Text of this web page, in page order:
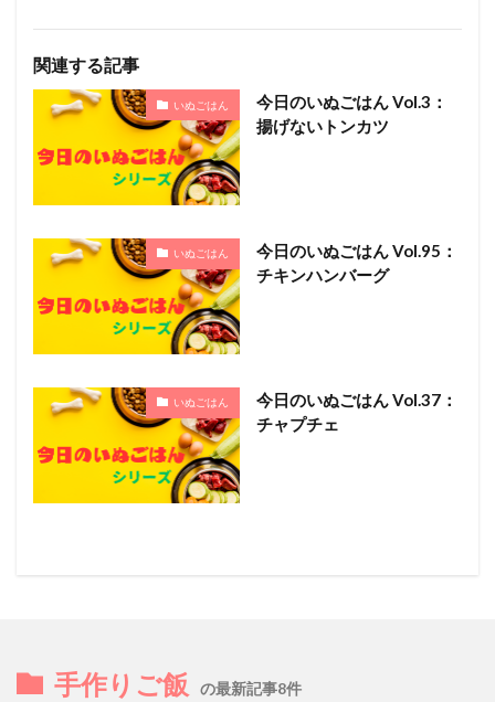
関連する記事
いぬごはん
今日のいぬごはん Vol.3：
揚げないトンカツ
いぬごはん
今日のいぬごはん Vol.95：
チキンハンバーグ
いぬごはん
今日のいぬごはん Vol.37：
チャプチェ
手作りご飯 の最新記事8件